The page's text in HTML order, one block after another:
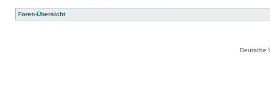
Foren-Übersicht
Deutsche